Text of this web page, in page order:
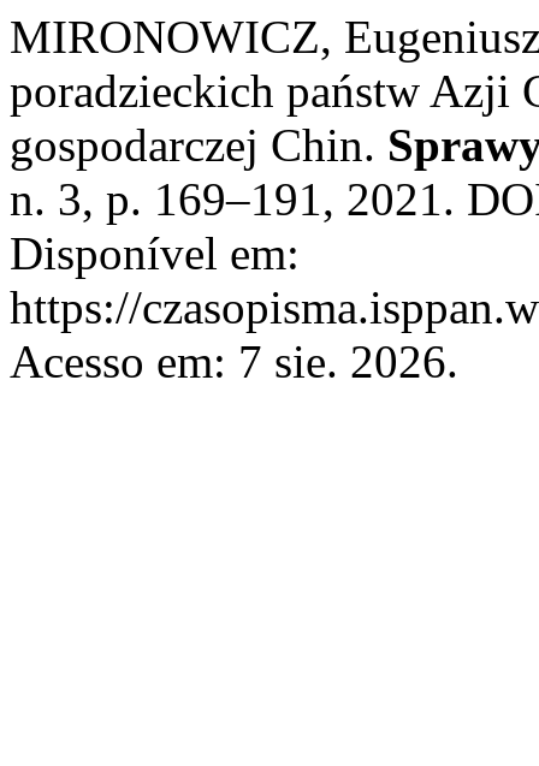
MIRONOWICZ,
poradzieckich państw Azji
gospodarczej Chin.
n. 3, p. 169–191, 2021.
Disponível em:
https://
Acesso em: 7 sie. 2026.